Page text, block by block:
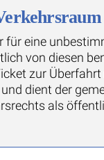
für eine
von diesen
zur
dient der
als